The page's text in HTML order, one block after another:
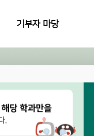
기부자 마당
명예의 전당
기부자 스토리